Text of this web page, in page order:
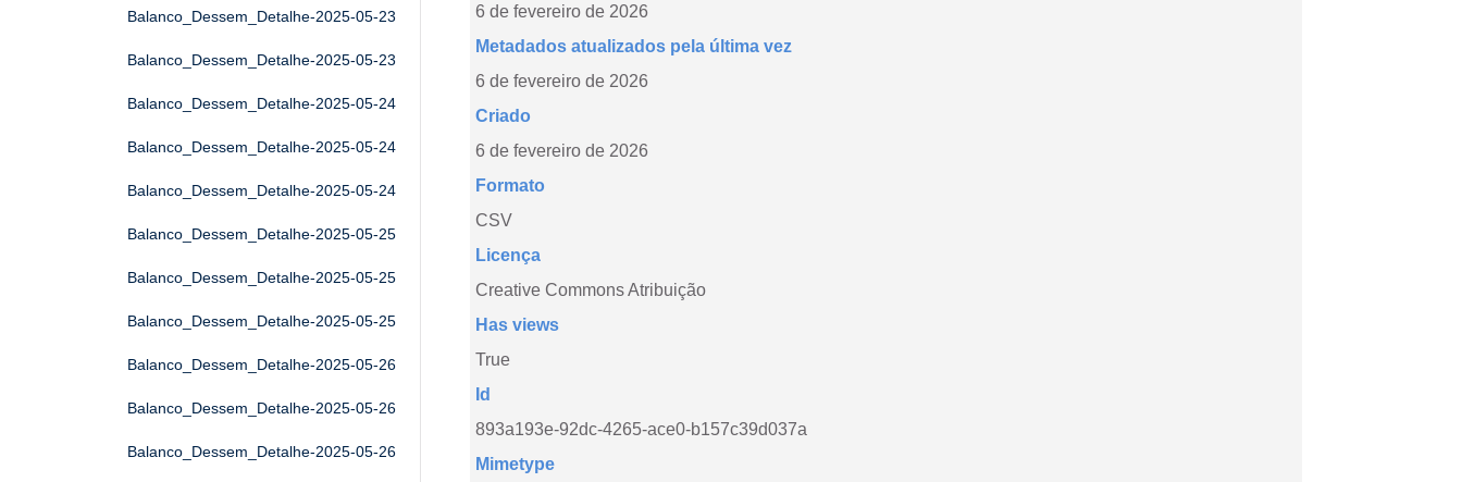
Balanco_Dessem_Detalhe-2025-05-23
Balanco_Dessem_Detalhe-2025-05-23
Balanco_Dessem_Detalhe-2025-05-24
Balanco_Dessem_Detalhe-2025-05-24
Balanco_Dessem_Detalhe-2025-05-24
Balanco_Dessem_Detalhe-2025-05-25
Balanco_Dessem_Detalhe-2025-05-25
Balanco_Dessem_Detalhe-2025-05-25
Balanco_Dessem_Detalhe-2025-05-26
Balanco_Dessem_Detalhe-2025-05-26
Balanco_Dessem_Detalhe-2025-05-26
6 de fevereiro de 2026
Metadados atualizados pela última vez
6 de fevereiro de 2026
Criado
6 de fevereiro de 2026
Formato
CSV
Licença
Creative Commons Atribuição
Has views
True
Id
893a193e-92dc-4265-ace0-b157c39d037a
Mimetype